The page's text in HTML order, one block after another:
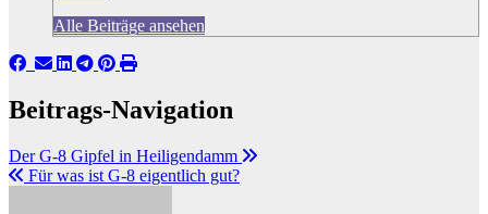
Alle Beiträge ansehen
Beitrags-Navigation
Der G-8 Gipfel in Heiligendamm
Für was ist G-8 eigentlich gut?